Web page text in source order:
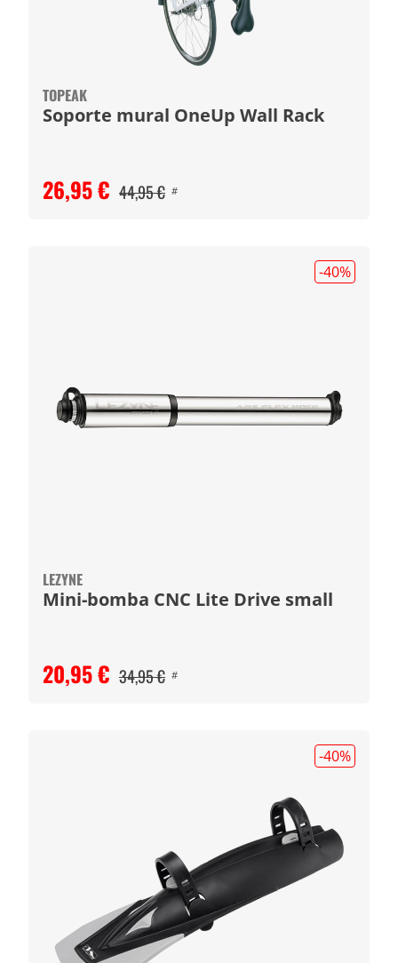
TOPEAK
Soporte mural OneUp Wall Rack
26,95 € 44,95 € #
-40%
LEZYNE
Mini-bomba CNC Lite Drive small
20,95 € 34,95 € #
-40%